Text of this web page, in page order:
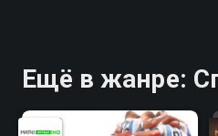
Ещё в жанре: